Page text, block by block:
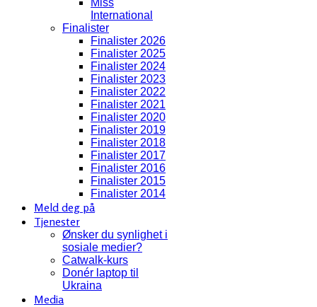
International
Finalister
Finalister 2026
Finalister 2025
Finalister 2024
Finalister 2023
Finalister 2022
Finalister 2021
Finalister 2020
Finalister 2019
Finalister 2018
Finalister 2017
Finalister 2016
Finalister 2015
Finalister 2014
Meld deg på
Tjenester
Ønsker du synlighet i
sosiale medier?
Catwalk-kurs
Donér laptop til
Ukraina
Media